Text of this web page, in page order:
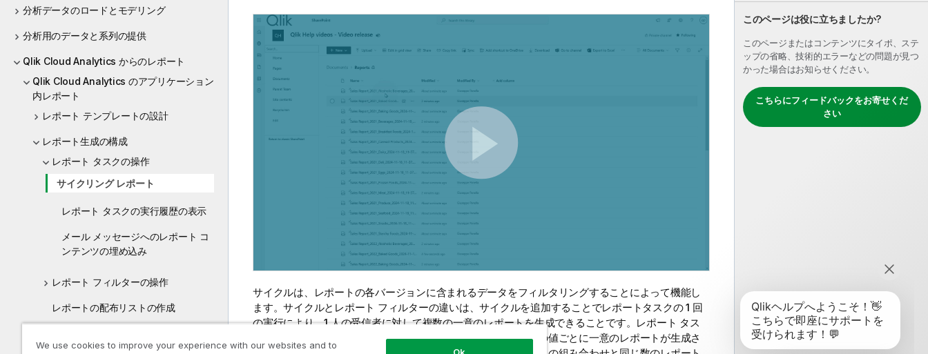
分析データのロードとモデリング
分析用のデータと系列の提供
Qlik Cloud Analytics からのレポート
Qlik Cloud Analytics のアプリケーション
内レポート
レポート テンプレートの設計
レポート生成の構成
レポート タスクの操作
サイクリング レポート
レポート タスクの実行履歴の表示
メール メッセージへのレポート コ
ンテンツの埋め込み
レポート フィルターの操作
レポートの配布リストの作成
このページは役に立ちましたか?
このページまたはコンテンツにタイポ、ステ
ップの省略、技術的エラーなどの問題が見つ
かった場合はお知らせください。
こちらにフィードバックをお寄せくだ
さい
サイクルは、レポートの各バージョンに含まれるデータをフィルタリングすることによって機能し
ます。サイクルとレポート フィルターの違いは、サイクルを追加することでレポートタスクの 1 回
の実行により、1 人の受信者に対して複数の一意のレポートを生成できることです。レポート タス
クにサイクルを追加すると、サイクルとして選択した軸の一意の値ごとに一意のレポートが生成さ
We use cookies to improve your experience with our websites and to